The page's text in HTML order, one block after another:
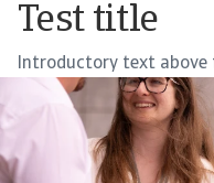
Test title
Introductory text above